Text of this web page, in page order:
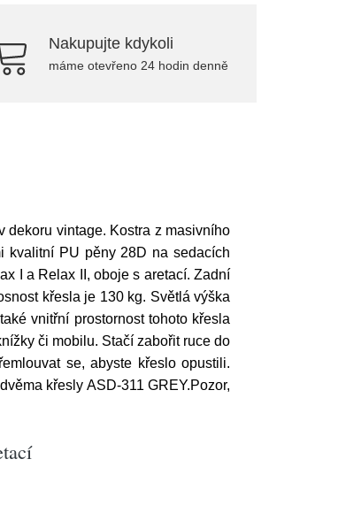
Nakupujte kdykoli
máme otevřeno 24 hodin denně
dekoru vintage. Kostra z masivního
kvalitní PU pěny 28D na sedacích
I a Relax II, oboje s aretací. Zadní
křesla je 130 kg. Světlá výška
vnitřní prostornost tohoto křesla
či mobilu. Stačí zabořit ruce do
se, abyste křeslo opustili.
křesly ASD-311 GREY.Pozor,